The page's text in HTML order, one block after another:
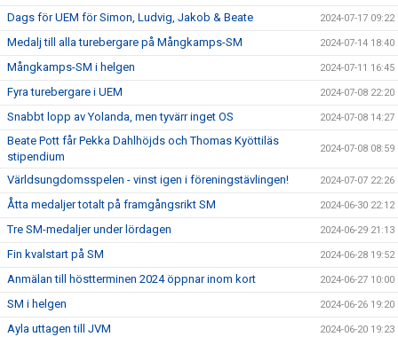
Dags för UEM för Simon, Ludvig, Jakob & Beate 2024-07-17 09:22
Medalj till alla turebergare på Mångkamps-SM 2024-07-14 18:40
Mångkamps-SM i helgen 2024-07-11 16:45
Fyra turebergare i UEM 2024-07-08 22:20
Snabbt lopp av Yolanda, men tyvärr inget OS 2024-07-08 14:27
Beate Pott får Pekka Dahlhöjds och Thomas Kyöttiläs
stipendium
2024-07-08 08:59
Världsungdomsspelen - vinst igen i föreningstävlingen! 2024-07-07 22:26
Åtta medaljer totalt på framgångsrikt SM 2024-06-30 22:12
Tre SM-medaljer under lördagen 2024-06-29 21:13
Fin kvalstart på SM 2024-06-28 19:52
Anmälan till höstterminen 2024 öppnar inom kort 2024-06-27 10:00
SM i helgen 2024-06-26 19:20
Ayla uttagen till JVM 2024-06-20 19:23